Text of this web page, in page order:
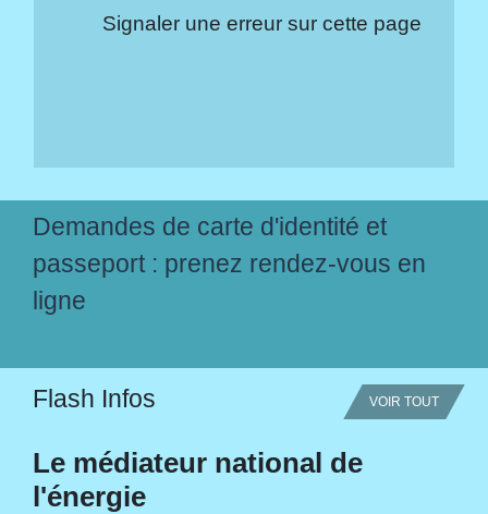
Signaler une erreur sur cette page
Demandes de carte d'identité et
passeport : prenez rendez-vous en
ligne
Flash Infos VOIR TOUT
Le médiateur national de
l'énergie